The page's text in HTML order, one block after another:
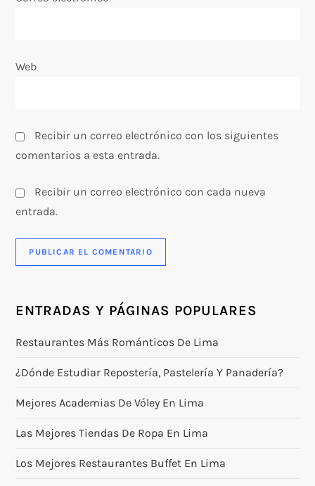
a
a
s
Web
Recibir un correo electrónico con los siguientes
comentarios a esta entrada.
Recibir un correo electrónico con cada nueva
entrada.
ENTRADAS Y PÁGINAS POPULARES
Restaurantes Más Románticos De Lima
¿Dónde Estudiar Repostería, Pastelería Y Panadería?
Mejores Academias De Vóley En Lima
Las Mejores Tiendas De Ropa En Lima
Los Mejores Restaurantes Buffet En Lima